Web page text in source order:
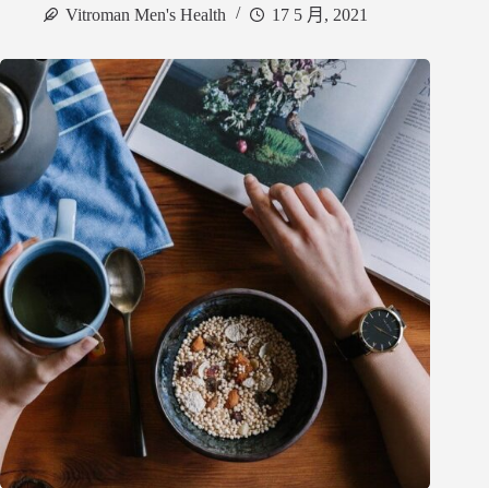
Vitroman Men's Health 17 5 月, 2021